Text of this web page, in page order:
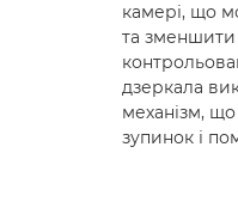
камері, що
та зменшити
дзеркала
механізм,
зупинок і